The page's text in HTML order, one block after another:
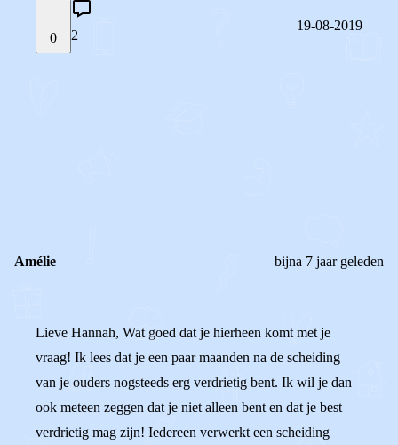
0 2
19-08-2019
Amélie bijna 7 jaar geleden
Lieve Hannah, Wat goed dat je hierheen komt met je
vraag! Ik lees dat je een paar maanden na de scheiding
van je ouders nogsteeds erg verdrietig bent. Ik wil je dan
ook meteen zeggen dat je niet alleen bent en dat je best
verdrietig mag zijn! Iedereen verwerkt een scheiding